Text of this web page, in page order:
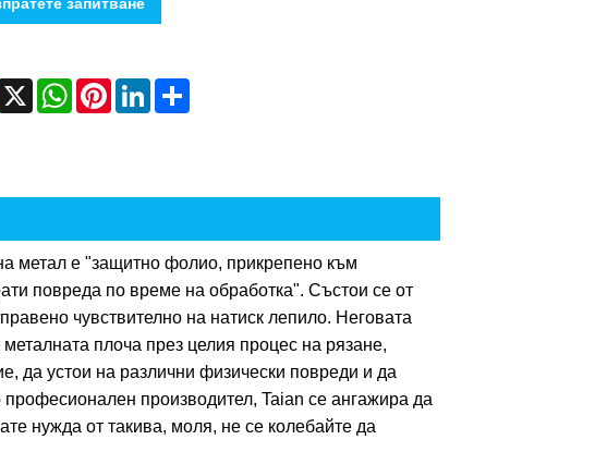
X WhatsAppPinterestLinkedInShare
метал е "защитно фолио, прикрепено към
повреда по време на обработка". Състои се от
чувствително на натиск лепило. Неговата
плоча през целия процес на рязане,
да устои на различни физически повреди и да
професионален производител, Taian се ангажира да
нужда от такива, моля, не се колебайте да